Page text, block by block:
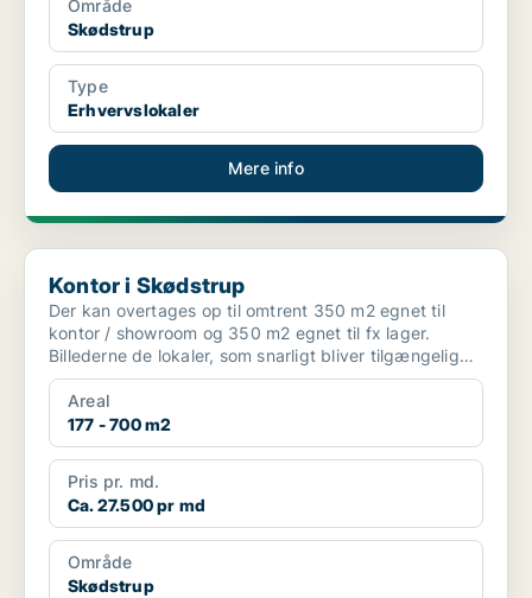
Område
Skødstrup
Type
Erhvervslokaler
Mere info
Kontor i Skødstrup
Kontor i Skødstrup
Der kan overtages op til omtrent 350 m2 egnet til
kontor / showroom og 350 m2 egnet til fx lager.
Billederne de lokaler, som snarligt bliver tilgængelige
sam...
Areal
177 - 700 m2
Pris pr. md.
Ca. 27.500 pr md
Område
Skødstrup